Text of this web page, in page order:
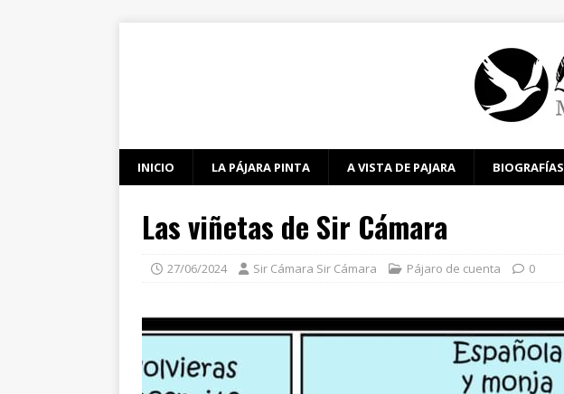
INICIO LA PÁJARA PINTA A VISTA DE PAJARA BIOGRAFÍAS
Las viñetas de Sir Cámara
27/06/2024 Sir Cámara Sir Cámara Pájaro de cuenta 0